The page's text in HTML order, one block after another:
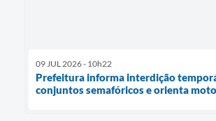
09 JUL 2026 - 10h22
Prefeitura informa interdição
conjuntos semafóricos e orienta